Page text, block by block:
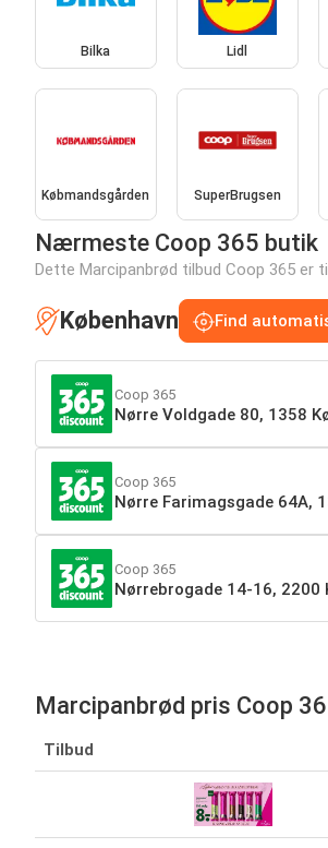
Bilka Lidl
Købmandsgården SuperBrugsen
Nærmeste Coop 365 butik
Dette Marcipanbrød tilbud Coop 365 er
København Find
Coop 365
Nørre Voldgade 80, 1358
Coop 365
Nørre Farimagsgade 64A,
Coop 365
Nørrebrogade 14-16, 2200
Marcipanbrød pris Coop
Tilbud